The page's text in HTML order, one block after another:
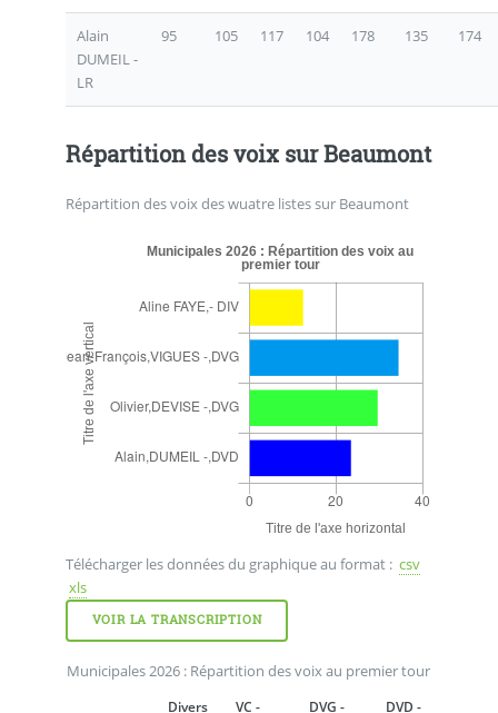
Alain
DUMEIL -
LR
95 105 117 104 178 135 174
Répartition des voix sur Beaumont
Répartition des voix des wuatre listes sur Beaumont
Municipales 2026 : Répartition des voix au
premier tour
csv
xls
VOIR LA TRANSCRIPTION
Municipales 2026 : Répartition des voix au premier tour
Divers
VC -
DVG -
DVD -